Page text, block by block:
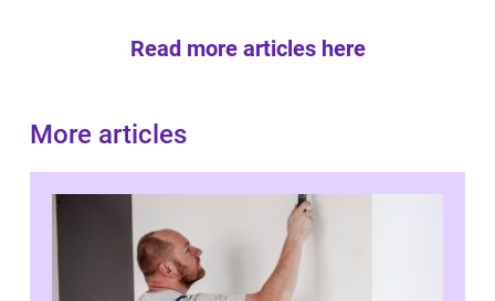
Read more articles here
More articles